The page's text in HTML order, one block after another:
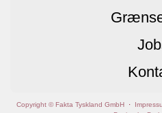
Copyright © Fakta Tyskland GmbH·